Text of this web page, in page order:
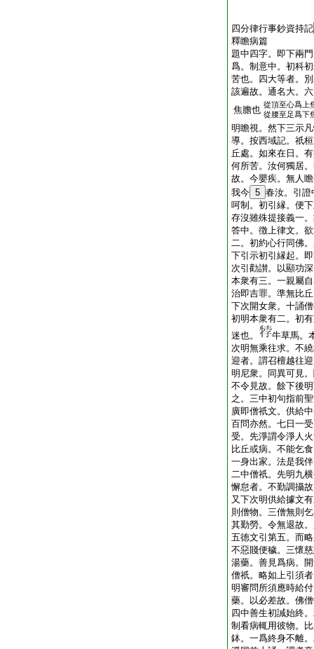
四分律行事鈔資持記
釋瞻病篇
題中四字。即下兩
爲。制意中。初科
苦也。四大等者。
該遍故。通名大。
焦膽也 從頂至心爲上
從腰至足爲下
明瞻視。然下三示
導。按西域記。祇
丘處。如來在日。
何所苦。汝何獨居
故。今嬰疾。無人
我今 5 春汝。引證
呵制。初引縁。便
存沒雖殊提接義一
答中。徴上律文。
二。初約心行同佛
下引示初引縁起。
次引勸讃。以顯功
本衆有三。一親屬
治即吉罪。準無比
下次開女衆。十誦
初明本衆有二。初
迷也。
牛草馬。
次明無乘往求。不
迎者。謂召檀越往
明尼衆。同異可見
不令見故。餘下後
之。三中初句指前
廣即僧祇文。供給
百問亦然。七日一
受。先淨謂令淨人
比丘或病。不能乞
一身出家。法是我
二中僧祇。先明九
懈怠者。不勤調攝
又下次明供給據文
則僧物。三僧無則
其勤勞。令無退故
五徳文引第五。而
不惡賤便穢。三懷
湯藥。善見爲病。
僧祇。略如上引須
明審問所須應時給
藥。以必差故。佛
四中善生初誡始終
制看病輒用彼物。
鉢。一爲終身不離